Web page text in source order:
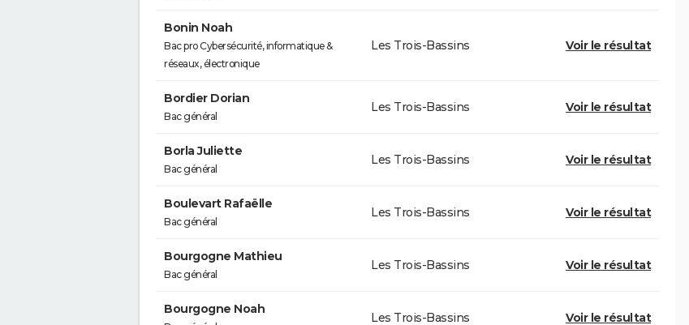
Bonin Noah
Bac pro Cybersécurité, informatique &
réseaux, électronique
Les Trois-Bassins Voir le résultat
Bordier Dorian
Bac général
Les Trois-Bassins Voir le résultat
Borla Juliette
Bac général
Les Trois-Bassins Voir le résultat
Boulevart Rafaëlle
Bac général
Les Trois-Bassins Voir le résultat
Bourgogne Mathieu
Bac général
Les Trois-Bassins Voir le résultat
Bourgogne Noah
Les Trois-Bassins Voir le résultat